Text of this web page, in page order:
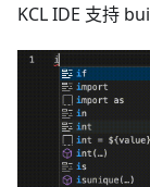
KCL IDE 支持